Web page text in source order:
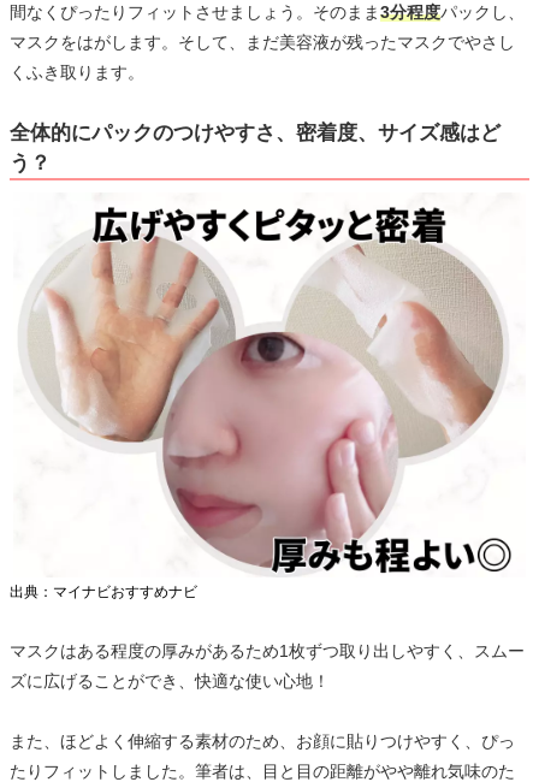
間なくぴったりフィットさせましょう。そのまま3分程度パックし、
マスクをはがします。そして、まだ美容液が残ったマスクでやさし
くふき取ります。
全体的にパックのつけやすさ、密着度、サイズ感はど
う？
出典：マイナビおすすめナビ
マスクはある程度の厚みがあるため1枚ずつ取り出しやすく、スムー
ズに広げることができ、快適な使い心地！
また、ほどよく伸縮する素材のため、お顔に貼りつけやすく、ぴっ
たりフィットしました。筆者は、目と目の距離がやや離れ気味のた